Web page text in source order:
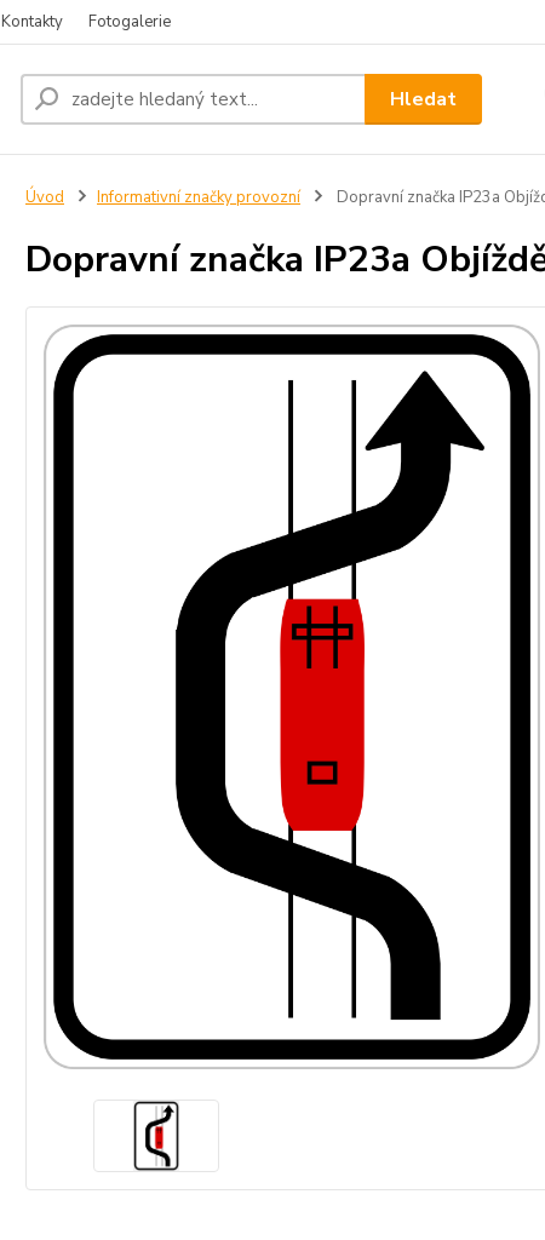
Kontakty Fotogalerie
Hledat
Úvod Informativní značky provozní Dopravní značka IP23a
Dopravní značka IP23a